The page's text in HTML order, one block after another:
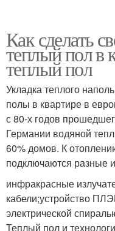
Как сделать
теплый пол в
теплый пол
Укладка теплого
полы в квартире в
с 80-х годов
Германии водяной
60% домов. К
подключаются разные
инфракрасные
кабели;устройство
электрической
Теплый пол и